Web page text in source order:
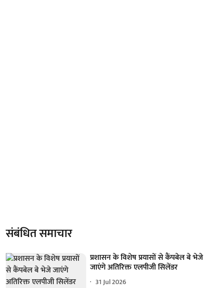
संबंधित समाचार
प्रशासन के विशेष प्रयासों से कैंपबेल बे भेजे
जाएंगे अतिरिक्त एलपीजी सिलेंडर
31 Jul 2026